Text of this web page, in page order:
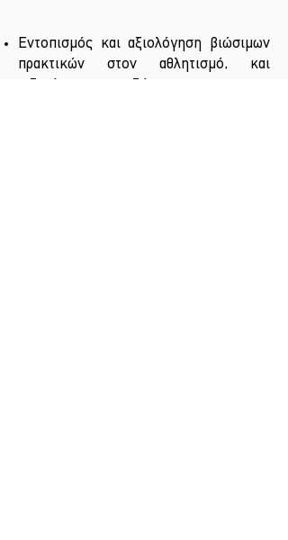
Εντοπισμός και αξιολόγηση βιώσιμων
πρακτικών στον αθλητισμό, και